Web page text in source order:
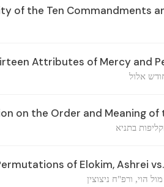
of the Ten Commandments
Attributes of Mercy and
אלול
on the Order and Meaning of
בתניא
of Elokim, Ashrei
הוי, ורפ"ח ניצוצין